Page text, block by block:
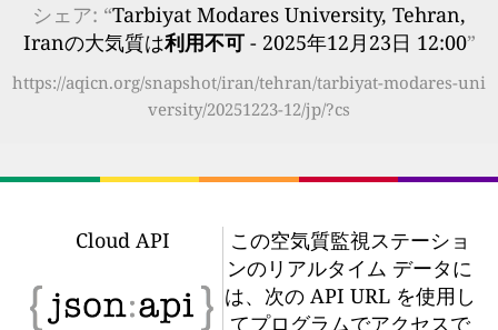
シェア: “Tarbiyat Modares University, Tehran,
Iranの大気質は利用不可- 2025年12月23日 12:00”
https://aqicn.org/snapshot/iran/tehran/tarbiyat-modares-uni
versity/20251223-12/jp/?cs
Cloud API
この空気質監視ステーショ
ンのリアルタイム データに
は、次の API URL を使用し
てプログラムでアクセスで